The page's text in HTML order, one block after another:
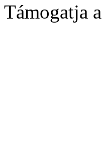
Támogatja a